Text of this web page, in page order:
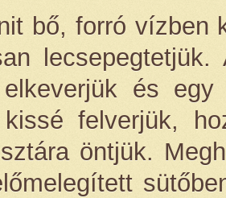
bő, forró vízben
és
felverjük,
öntjük.